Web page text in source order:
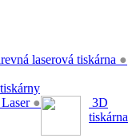
laserová tiskárna ●
Laser ●
3D
tiskárna